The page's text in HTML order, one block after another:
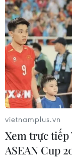
vietnamplus.vn
Xem trực
ASEAN Cup